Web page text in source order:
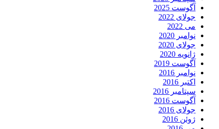
آگوست 2025
جولای 2022
می 2022
نوامبر 2020
جولای 2020
ژانویه 2020
آگوست 2019
نوامبر 2016
اکتبر 2016
سپتامبر 2016
آگوست 2016
جولای 2016
ژوئن 2016